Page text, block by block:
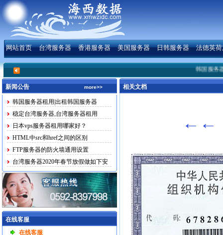
网站首页 台湾服务器 香港服务器 美国服务器 日韩服务器 法德英
韩国服务器
新闻公告 more>>
韩国服务器租用|出租韩国服务器
稳定台湾服务器,台湾服务器租用
日本vps服务器租用哪家好？
HTML中src和href之间的区别
FTP服务器的防火墙通用设置
台湾服务器2020年春节放假做如下安
排
在线客服
在线客服
相关文档
←←